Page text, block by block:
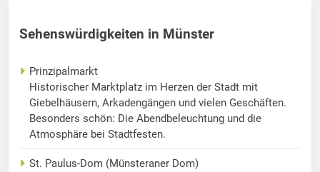
Sehenswürdigkeiten in Münster
Prinzipalmarkt
Historischer Marktplatz im Herzen der Stadt mit
Giebelhäusern, Arkadengängen und vielen Geschäften.
Besonders schön: Die Abendbeleuchtung und die
Atmosphäre bei Stadtfesten.
St. Paulus-Dom (Münsteraner Dom)